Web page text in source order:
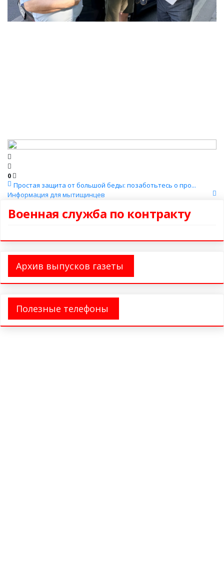
0
Простая защита от большой беды: позаботьтесь о про...
Информация для мытищинцев
Военная служба по контракту
Архив выпусков газеты
Полезные телефоны